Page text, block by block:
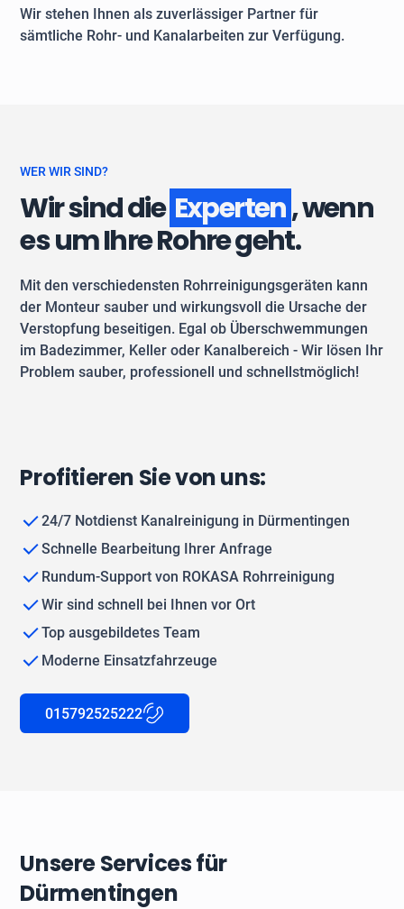
Wir stehen Ihnen als zuverlässiger Partner für
sämtliche Rohr- und Kanalarbeiten zur Verfügung.
WER WIR SIND?
Wir sind die Experten, wenn
es um Ihre Rohre geht.
Mit den verschiedensten Rohrreinigungsgeräten kann
der Monteur sauber und wirkungsvoll die Ursache der
Verstopfung beseitigen. Egal ob Überschwemmungen
im Badezimmer, Keller oder Kanalbereich - Wir lösen Ihr
Problem sauber, professionell und schnellstmöglich!
Profitieren Sie von uns:
24/7 Notdienst Kanalreinigung in Dürmentingen
Schnelle Bearbeitung Ihrer Anfrage
Rundum-Support von ROKASA Rohrreinigung
Wir sind schnell bei Ihnen vor Ort
Top ausgebildetes Team
Moderne Einsatzfahrzeuge
015792525222
Unsere Services für
Dürmentingen